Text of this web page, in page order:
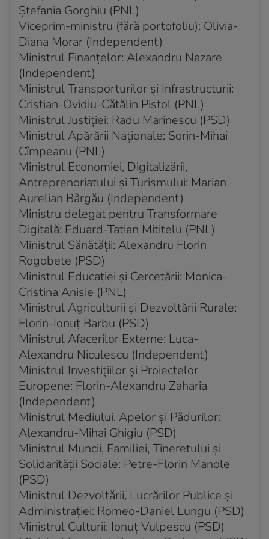
Acum 4 saptamani
Ilie Bolojan își prezintă moțiunea în Congresul
Extraordinar al PNL
Acum 4 saptamani
PNL a modificat statutul partidului
Acum 4 saptamani
Ciprian Ciucu a fost primit cu ropote de aplauze la
Congreul PNL
Acum 4 saptamani
Ce a transmis Vasile Blaga la Congresul PNL
Acum 4 saptamani
Theodor Stolojan: Viitorul se construiește prin
deciziile pe care le luăm astăzi
Acum 4 saptamani
Ludovic Orban le-a cerut voie liberalilor „să se
întoarcă acasă”
Acum 4 saptamani
Radu Mihaiu: „Cred că USR și PNL au fost de partea
corectă a istoriei în ultimul an”
Acum 4 saptamani
A început Congresul Extraordinar al PNL
Acum 4 saptamani
Ce spune Stelian Tănase la Congresul Extraordinar.
Politologul a criticat în ultima vreme acțiunile
membrilor PNL
Acum 4 saptamani
Ilie Bolojan a ajuns la Romexpo, la Congresul PNL
Acum 4 saptamani
Dragoș Pîslaru și Oana Gheorgiu fac parte din
echipa lui Ilie Bolojan
Acum 4 saptamani
Ștefania Gorghiu (PNL)
Viceprim-ministru (fără portofoliu): Olivia-
Diana Morar (Independent)
Ministrul Finanțelor: Alexandru Nazare
(Independent)
Ministrul Transporturilor și Infrastructurii:
Cristian-Ovidiu-Cătălin Pistol (PNL)
Ministrul Justiției: Radu Marinescu (PSD)
Ministrul Apărării Naționale: Sorin-Mihai
Cîmpeanu (PNL)
Ministrul Economiei, Digitalizării,
Antreprenoriatului și Turismului: Marian
Aurelian Bârgău (Independent)
Ministru delegat pentru Transformare
Digitală: Eduard-Tatian Mititelu (PNL)
Ministrul Sănătății: Alexandru Florin
Rogobete (PSD)
Ministrul Educației și Cercetării: Monica-
Cristina Anisie (PNL)
Ministrul Agriculturii și Dezvoltării Rurale:
Florin-Ionuț Barbu (PSD)
Ministrul Afacerilor Externe: Luca-
Alexandru Niculescu (Independent)
Ministrul Investițiilor și Proiectelor
Europene: Florin-Alexandru Zaharia
(Independent)
Ministrul Mediului, Apelor și Pădurilor:
Alexandru-Mihai Ghigiu (PSD)
Ministrul Muncii, Familiei, Tineretului și
Solidarității Sociale: Petre-Florin Manole
(PSD)
Ministrul Dezvoltării, Lucrărilor Publice și
Administrației: Romeo-Daniel Lungu (PSD)
Ministrul Culturii: Ionuț Vulpescu (PSD)